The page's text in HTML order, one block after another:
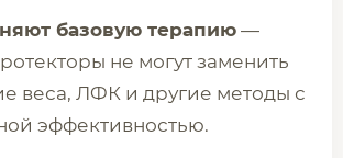
базовую терапию —
не могут заменить
веса, ЛФК и другие методы с
эффективностью.